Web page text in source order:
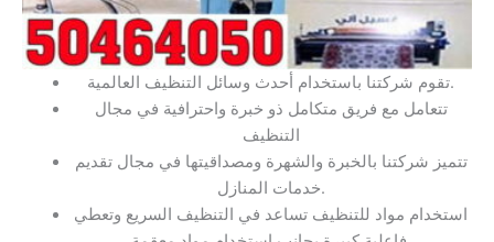
تقوم شركتنا باستخدام أحدث وسائل التنظيف العالمية.
تتعامل مع فريق متكامل ذو خبرة واحترافية في مجال
التنظيف
تتميز شركتنا بالخبرة والشهرة ومصداقيتها في مجال تقديم
خدمات المنازل.
استخدام مواد للتنظيف تساعد في التنظيف السريع وتعطي